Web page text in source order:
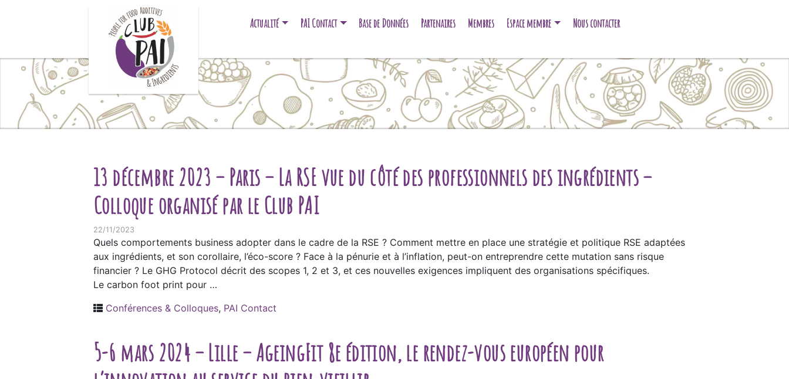
Actualité PAI Contact Base de Données Partenaires Membres Espace membre Nous contacter
13 décembre 2023 – Paris – La RSE vue du côté des professionnels des ingrédients –
Colloque organisé par le Club PAI
22/11/2023
Quels comportements business adopter dans le cadre de la RSE ? Comment mettre en place une stratégie et politique RSE adaptées
aux ingrédients, et son corollaire, l’éco-score ? Face à la pénurie et à l’inflation, peut-on entreprendre cette mutation sans risque
financier ? Le GHG Protocol décrit des scopes 1, 2 et 3, et ces nouvelles exigences impliquent des organisations spécifiques.
Le carbon foot print pour …
Conférences & Colloques, PAI Contact
5-6 mars 2024 – Lille – AgeingFit 8e édition, le rendez-vous européen pour